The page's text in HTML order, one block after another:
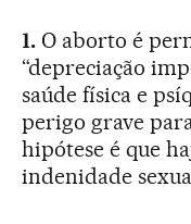
1.O aborto é
“depreciação
saúde física e
perigo grave
hipótese é que
indenidade